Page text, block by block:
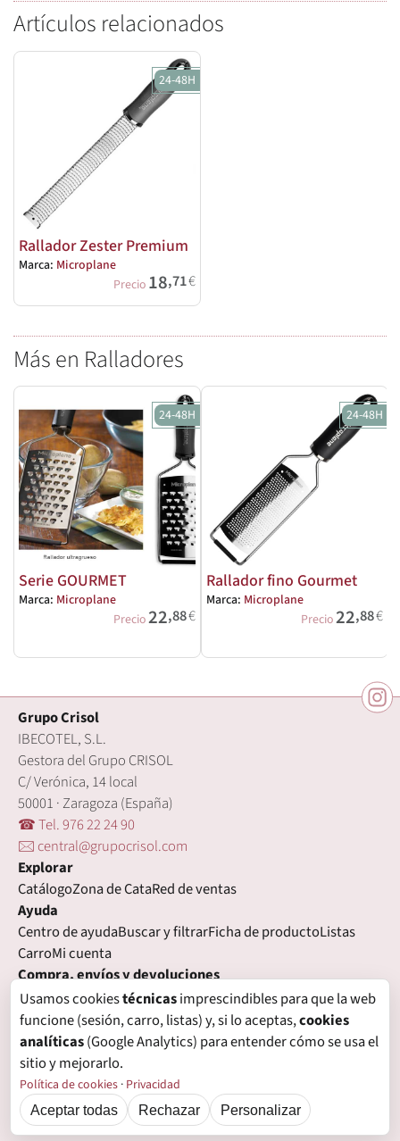
Artículos relacionados
24-48H
Rallador Zester Premium
Marca: Microplane
Precio 18,71€
Más en Ralladores
24-48H
Serie GOURMET
Marca: Microplane
Precio22,88€
24-48H
Rallador fino Gourmet
Marca: Microplane
Precio22,88€
Grupo Crisol
IBECOTEL, S.L.
Gestora del Grupo CRISOL
C/ Verónica, 14 local
50001 · Zaragoza (España)
☎ Tel. 976 22 24 90
🖂 central@grupocrisol.com
Explorar
CatálogoZona de CataRed de ventas
Ayuda
Centro de ayudaBuscar y filtrarFicha de productoListas
CarroMi cuenta
Compra, envíos y devoluciones
Condiciones de compraFormas de pagoGastos de envío
Plazos de entregaDevolucionesGarantía
Legal
Aviso legalPrivacidad
Política de cookiesPreferencias de cookies
© Grupo Crisol, 2026 — IBECOTEL, S.L. Todos los derechos reservados.
Usamos cookiestécnicasimprescindibles para que la web
funcione (sesión, carro, listas) y, si lo aceptas,cookies
analíticas(Google Analytics) para entender cómo se usa el
sitio y mejorarlo.
Política de cookies · Privacidad
Aceptar todas Rechazar Personalizar